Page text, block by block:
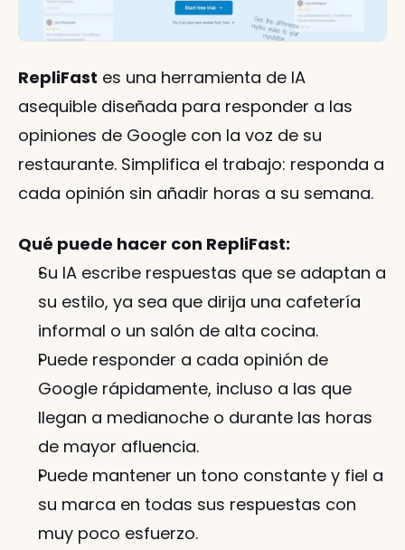
RepliFast es una herramienta de IA
asequible diseñada para responder a las
opiniones de Google con la voz de su
restaurante. Simplifica el trabajo: responda a
cada opinión sin añadir horas a su semana.
Qué puede hacer con RepliFast:
Su IA escribe respuestas que se adaptan a
su estilo, ya sea que dirija una cafetería
informal o un salón de alta cocina.
Puede responder a cada opinión de
Google rápidamente, incluso a las que
llegan a medianoche o durante las horas
de mayor afluencia.
Puede mantener un tono constante y fiel a
su marca en todas sus respuestas con
muy poco esfuerzo.